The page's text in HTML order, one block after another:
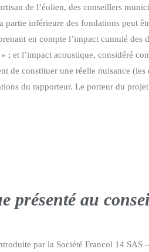
de l’éolien, des conseillers
inférieure des fondations peut
en compte l’impact cumulé
et l’impact acoustique, considéré
de constituer une réelle nuisance
du rapporteur. Le porteur du
présenté au
par la Société Francol 14 SAS